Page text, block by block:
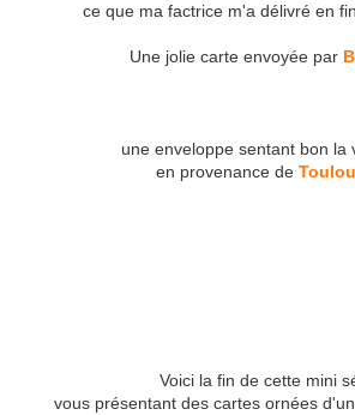
ce que ma factrice m'a délivré en
Une jolie carte envoyée par
une enveloppe sentant bon la
en provenance de
Voici la fin de cette mini
vous présentant des cartes ornées